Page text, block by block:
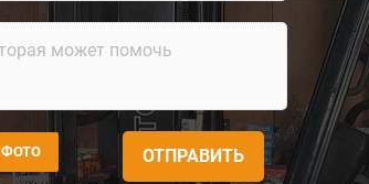
ФОТО ОТПРАВИТЬ